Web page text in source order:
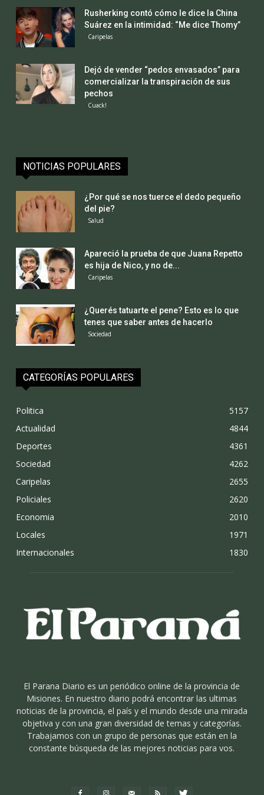
Rusherking contó cómo le dice la China
Suárez en la intimidad: “Me dice Thomy”
Caripelas
Dejó de vender “pedos envasados” para
comercializar la transpiración de sus
pechos
Cuack!
NOTICIAS POPULARES
¿Por qué se nos tuerce el dedo pequeño
del pie?
Salud
Apareció la prueba de que Juana Repetto
es hija de Nico, y no de...
Caripelas
¿Querés tatuarte el pene? Esto es lo que
tenes que saber antes de hacerlo
Sociedad
CATEGORÍAS POPULARES
Politica
5157
Actualidad
4844
Deportes
4361
Sociedad
4262
Caripelas
2655
Policiales
2620
Economia
2010
Locales
1971
Internacionales
1830
El Parana Diario es un periódico online de la provincia de
Misiones. En nuestro diario podrá encontrar las ultimas
noticias de la provincia, el país y el mundo desde una mirada
objetiva y con una gran diversidad de temas y categorías.
Trabajamos con un grupo de personas que están en la
constante búsqueda de las mejores noticias para vos.